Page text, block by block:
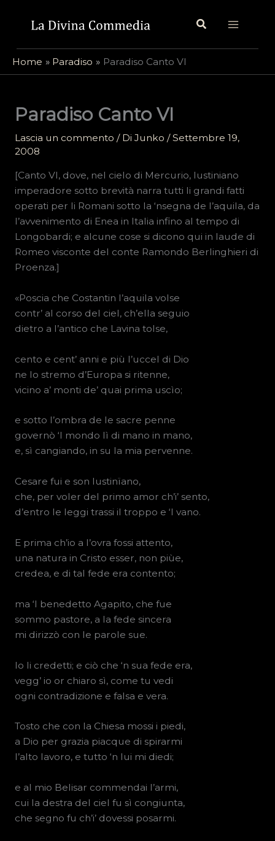
Cerca
Home Paradiso Paradiso Canto VI
Paradiso Canto VI
Lascia un commento / Di Junko /Settembre 19,
2008
[Canto VI, dove, nel cielo di Mercurio, Iustiniano
imperadore sotto brevità narra tutti li grandi fatti
operati per li Romani sotto la ‘nsegna de l’aquila, da
l’avvenimento di Enea in Italia infino al tempo di
Longobardi; e alcune cose si dicono qui in laude di
Romeo visconte del conte Ramondo Berlinghieri di
Proenza.]
«Poscia che Costantin l’aquila volse
contr’ al corso del ciel, ch’ella seguio
dietro a l’antico che Lavina tolse,
cento e cent’ anni e più l’uccel di Dio
ne lo stremo d’Europa si ritenne,
vicino a’ monti de’ quai prima uscìo;
e sotto l’ombra de le sacre penne
governò ‘l mondo lì di mano in mano,
e, sì cangiando, in su la mia pervenne.
Cesare fui e son Iustinïano,
che, per voler del primo amor ch’i’ sento,
d’entro le leggi trassi il troppo e ‘l vano.
E prima ch’io a l’ovra fossi attento,
una natura in Cristo esser, non piùe,
credea, e di tal fede era contento;
ma ‘l benedetto Agapito, che fue
sommo pastore, a la fede sincera
mi dirizzò con le parole sue.
Io li credetti; e ciò che ‘n sua fede era,
vegg’ io or chiaro sì, come tu vedi
ogni contradizione e falsa e vera.
Tosto che con la Chiesa mossi i piedi,
a Dio per grazia piacque di spirarmi
l’alto lavoro, e tutto ‘n lui mi diedi;
e al mio Belisar commendai l’armi,
cui la destra del ciel fu sì congiunta,
che segno fu ch’i’ dovessi posarmi.